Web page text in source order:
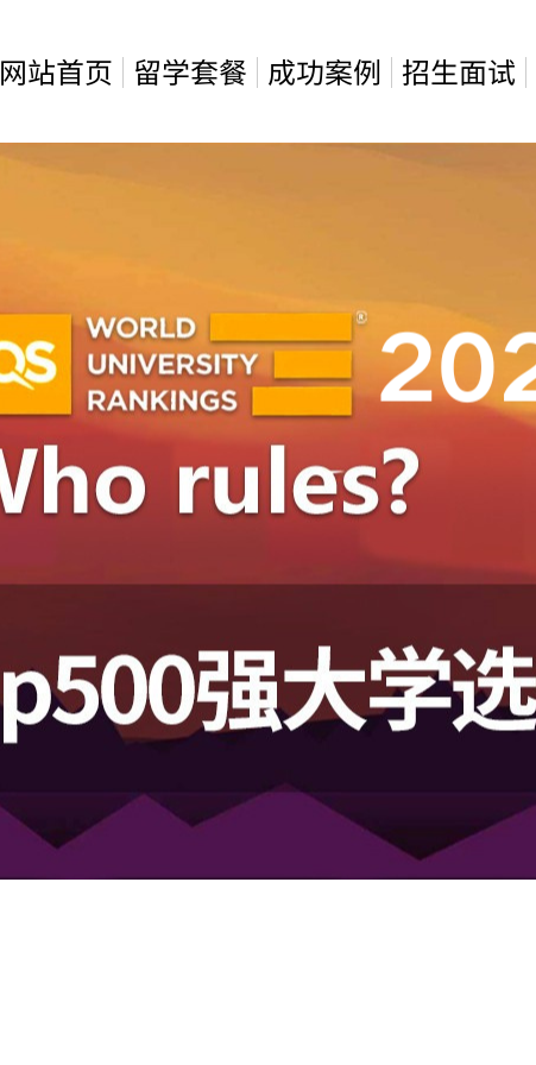
网站首页 留学套餐 成功案例 招生面试